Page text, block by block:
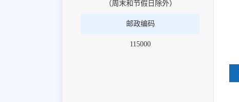
（周末和节假日除外）
邮政编码
115000